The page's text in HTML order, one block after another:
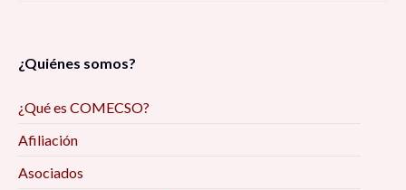
¿Quiénes somos?
¿Qué es COMECSO?
Afiliación
Asociados